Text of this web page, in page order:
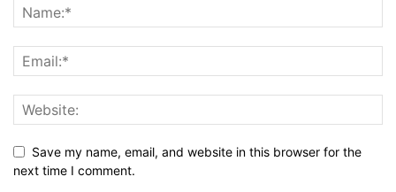
Save my name, email, and website in this browser for the
next time I comment.